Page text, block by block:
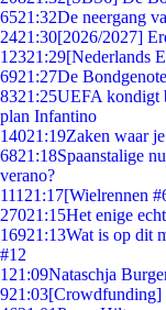
6521:32De neergang
2421:30[2026/2027]
12321:29[Nederlands
6921:27De
8321:25UEFA kondigt
plan Infantino
14021:19Zaken waar
6821:18Spaanstalige
verano?
111 21:17[Wielrennen
27021:15Het enige
16921:13Wat is op dit
#12
1 21:09Nataschja
921:03[Crowdfunding]